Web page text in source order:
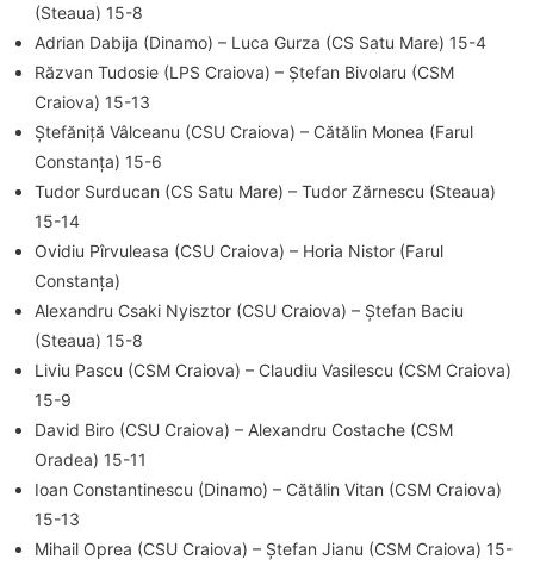
(Steaua) 15-8
Adrian Dabija (Dinamo) – Luca Gurza (CS Satu Mare) 15-4
Răzvan Tudosie (LPS Craiova) – Ștefan Bivolaru (CSM
Craiova) 15-13
Ștefăniță Vâlceanu (CSU Craiova) – Cătălin Monea (Farul
Constanța) 15-6
Tudor Surducan (CS Satu Mare) – Tudor Zărnescu (Steaua)
15-14
Ovidiu Pîrvuleasa (CSU Craiova) – Horia Nistor (Farul
Constanța)
Alexandru Csaki Nyisztor (CSU Craiova) – Ștefan Baciu
(Steaua) 15-8
Liviu Pascu (CSM Craiova) – Claudiu Vasilescu (CSM Craiova)
15-9
David Biro (CSU Craiova) – Alexandru Costache (CSM
Oradea) 15-11
Ioan Constantinescu (Dinamo) – Cătălin Vitan (CSM Craiova)
15-13
Mihail Oprea (CSU Craiova) – Ștefan Jianu (CSM Craiova) 15-